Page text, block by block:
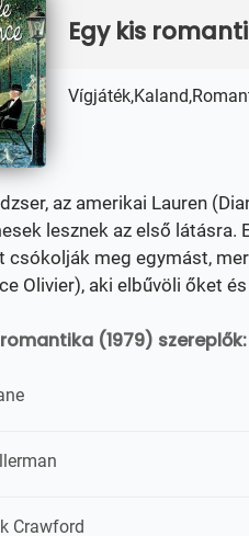
Egy kis
az amerikai Lauren
lesznek az első látásra.
csókolják meg egymást,
Olivier), aki elbűvöli őket
(1979) szereplők:
Crawford